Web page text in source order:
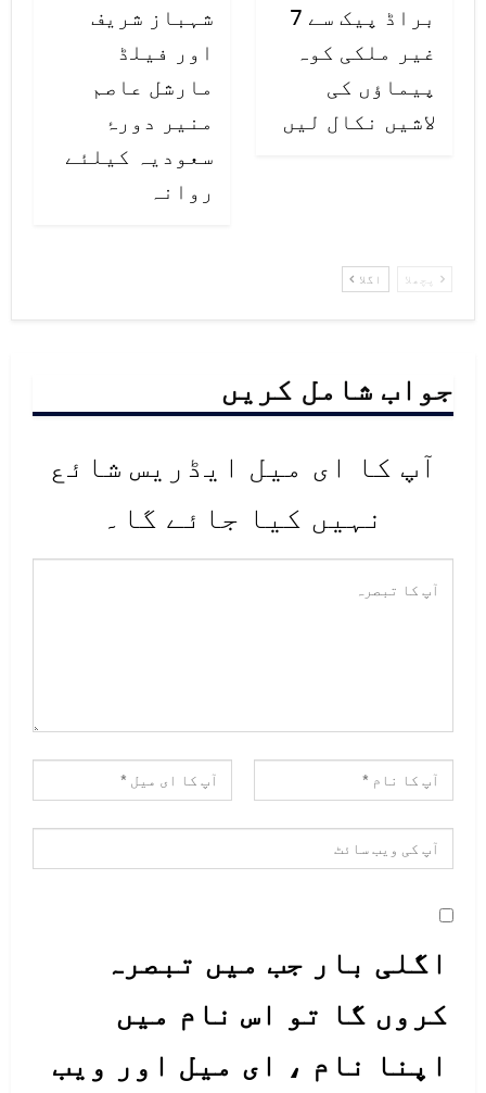
براڈ پیک سے 7
غیر ملکی کوہ
پیماؤں کی
لاشیں نکال لیں
شہباز شریف
اور فیلڈ
مارشل عاصم
منیر دورۂ
سعودیہ کیلئے
روانہ
پچھلا اگلا
جواب شامل کریں
آپ کا ای میل ایڈریس شائع
نہیں کیا جائے گا۔
اگلی بار جب میں تبصرہ
کروں گا تو اس نام میں
اپنا نام ، ای میل اور ویب